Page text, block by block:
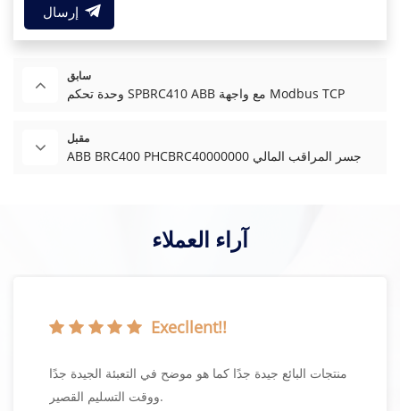
إرسال
سابق
وحدة تحكم SPBRC410 ABB مع واجهة Modbus TCP
مقبل
ABB BRC400 PHCBRC40000000 جسر المراقب المالي
آراء العملاء
Execllent!!
منتجات البائع جيدة جدًا كما هو موضح في التعبئة الجيدة جدًا
ووقت التسليم القصير.